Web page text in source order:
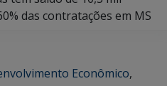
das contratações em MS
Econômico,